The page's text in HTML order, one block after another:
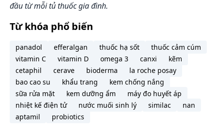
đường truyền tĩnh mạch hoặc pha loãng trước với
các dung dịch đẳng trương (ví dụ: Dung dịch
Glucose 5%, Natri clorid 0,9%).
Tốc độ truyền phải phù hợp với tình trạng cụ thể
của từng bệnh nhân và theo chỉ dẫn.
Trong trường hợp thay huyết tương thì tốc độ
truyền dịch phải được điều chỉnh phù hợp với tốc
đầu từ mỗi tủ thuốc gia đình.
Từ khóa phổ biến
panadol efferalgan thuốc hạ sốt
thuốc cảm cúm
vitamin C
vitamin D omega 3 canxi
kẽm
cetaphil
cerave bioderma
la roche posay
bao cao su
khẩu trang
kem chống nắng
sữa rửa mặt
kem dưỡng ẩm
máy đo huyết áp
nhiệt kế điện tử
nước muối sinh lý similac
nan
aptamil
probiotics